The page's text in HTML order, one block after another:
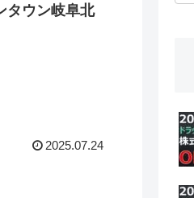
タウン岐阜北
2025.07.24